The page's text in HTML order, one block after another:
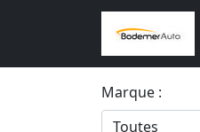
Marque :